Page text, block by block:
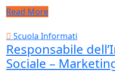
Read More
Scuola Informati
Responsabile
Sociale –